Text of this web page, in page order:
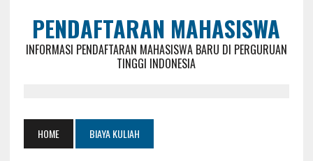
PENDAFTARAN MAHASISWA
INFORMASI PENDAFTARAN MAHASISWA BARU DI PERGURUAN
TINGGI INDONESIA
HOME BIAYA KULIAH